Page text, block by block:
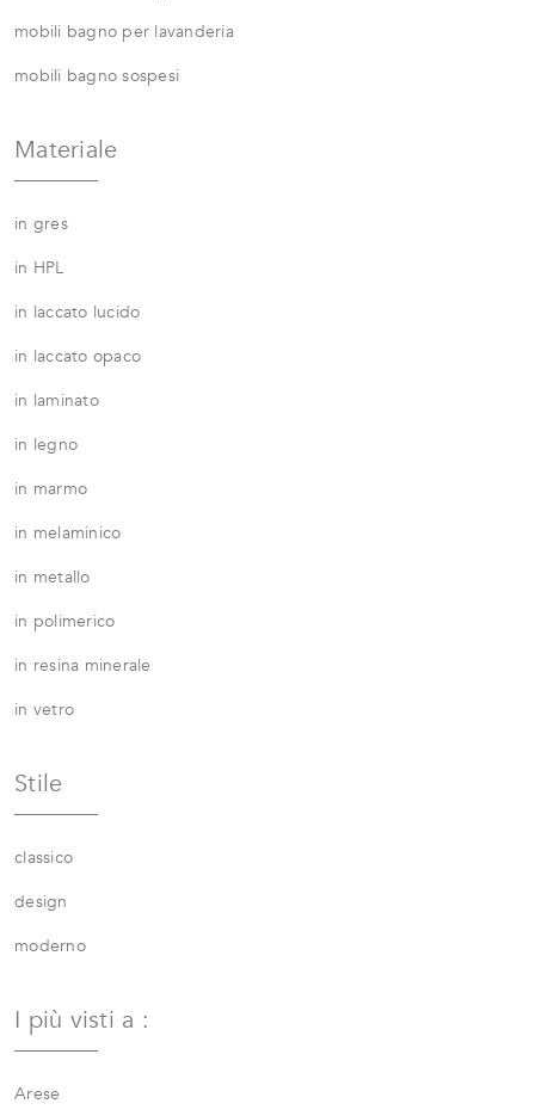
mobili bagno per lavanderia
mobili bagno sospesi
Materiale
in gres
in HPL
in laccato lucido
in laccato opaco
in laminato
in legno
in marmo
in melaminico
in metallo
in polimerico
in resina minerale
in vetro
Stile
classico
design
moderno
I più visti a :
Arese